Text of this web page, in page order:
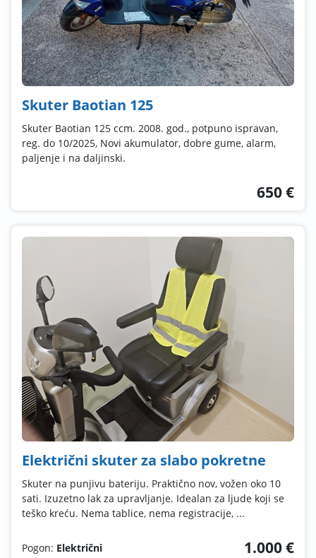
Skuter Baotian 125
Skuter Baotian 125 ccm. 2008. god., potpuno ispravan,
reg. do 10/2025, Novi akumulator, dobre gume, alarm,
paljenje i na daljinski.
650 €
Električni skuter za slabo pokretne
Skuter na punjivu bateriju. Praktično nov, vožen oko 10
sati. Izuzetno lak za upravljanje. Idealan za ljude koji se
teško kreću. Nema tablice, nema registracije, ...
Pogon: Električni 1.000 €